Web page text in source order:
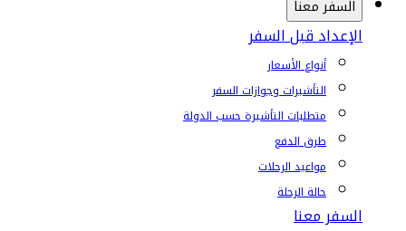
السفر معنا
الإعداد قبل السفر
أنواع الأسعار
التأشيرات وجوازات السفر
متطلبات التأشيرة حسب الدولة
طرق الدفع
مواعيد الرحلات
حالة الرحلة
السفر معنا